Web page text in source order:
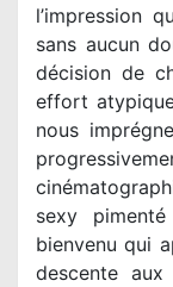
l’impression
sans aucun
décision de
effort
nous
sexy
bienvenu qui
descente